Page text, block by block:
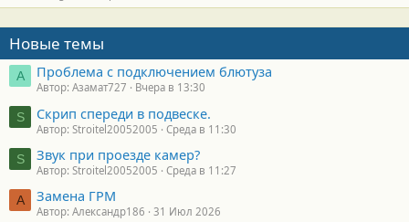
Новые темы
А Проблема с подключением блютуза
Автор: Азамат727 Вчера в 13:30
S Скрип спереди в подвеске.
Автор: Stroitel20052005 Среда в 11:30
S Звук при проезде камер?
Автор: Stroitel20052005 Среда в 11:27
А Замена ГРМ
Автор: Александр186 31 Июл 2026